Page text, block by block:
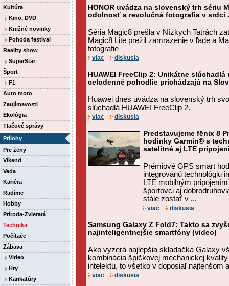
Kultúra
Kino, DVD
Knižné novinky
Pohoda festival
Reality show
SuperStar
Šport
F1
Auto moto
Zaujímavosti
Ekológia
Tlačové správy
Prílohy
Pre ženy
Víkend
Veda
Kariéra
Radíme
Hobby
Príroda-Zvieratá
Technika
Počítače
Zábava
Video
Hry
Karikatúry
HONOR uvádza na slovenský trh sériu
odolnosť a revolučná fotografia v srdci
Séria Magic8 prešla v Nízkych Tatrách
Magic8 Lite prežil zamrazenie v ľade a
fotografie
viac diskusia
HUAWEI FreeClip 2: Unikátne
celodenné pohodlie prichádzajú na
Huawei dnes uvádza na slovenský trh
slúchadlá HUAWEI FreeClip 2.
viac diskusia
Predstavujeme fēnix 8
hodinky Garmin® s
satelitné aj LTE
Prémiové GPS smart
integrovanú technológiu
LTE mobilným
športovci aj
stále zostať v ...
viac diskusia
Samsung Galaxy Z Fold7: Takto sa
najinteligentnejšie smartfóny (video)
Ako vyzerá najlepšia skladačka Galaxy
kombinácia špičkovej mechanickej
intelektu, to všetko v doposiaľ najtenšom
viac diskusia